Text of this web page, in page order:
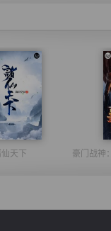
仙天下